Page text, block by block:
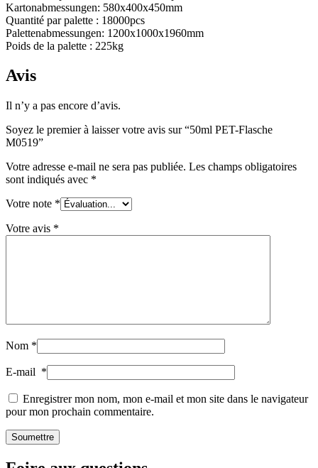
Durable(301)
Bouteilles de sauce
Bouteilles de spiritueux(81)
Pulvérisateur(18)
Fermetures(173)
Bouteilles de vin et de champagne
(83)
Kartonabmessungen: 580x400x450mm
Quantité par palette : 18000pcs
Palettenabmessungen: 1200x1000x1960mm
Poids de la palette : 225kg
Avis
Il n’y a pas encore d’avis.
Soyez le premier à laisser votre avis sur “50ml PET-Flasche
M0519”
Votre adresse e-mail ne sera pas publiée. Les champs obligatoires
sont indiqués avec *
Votre note *
Votre avis *
Nom *
E-mail *
Enregistrer mon nom, mon e-mail et mon site dans le navigateur
pour mon prochain commentaire.